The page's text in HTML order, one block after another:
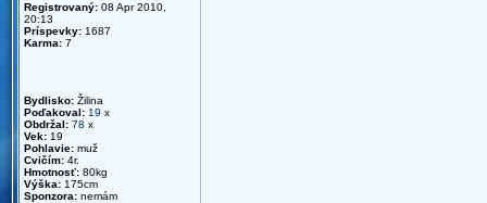
Registrovaný: 08 Apr 2010,
20:13
Príspevky: 1687
Karma: 7
Bydlisko: Žilina
Poďakoval: 19 x
Obdržal: 78 x
Vek: 19
Pohlavie: muž
Cvičím: 4r.
Hmotnosť: 80kg
Výška: 175cm
Sponzora: nemám